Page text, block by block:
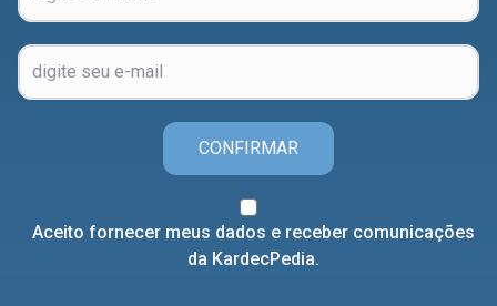
CONFIRMAR
Aceito fornecer meus dados e receber comunicações
da KardecPedia.